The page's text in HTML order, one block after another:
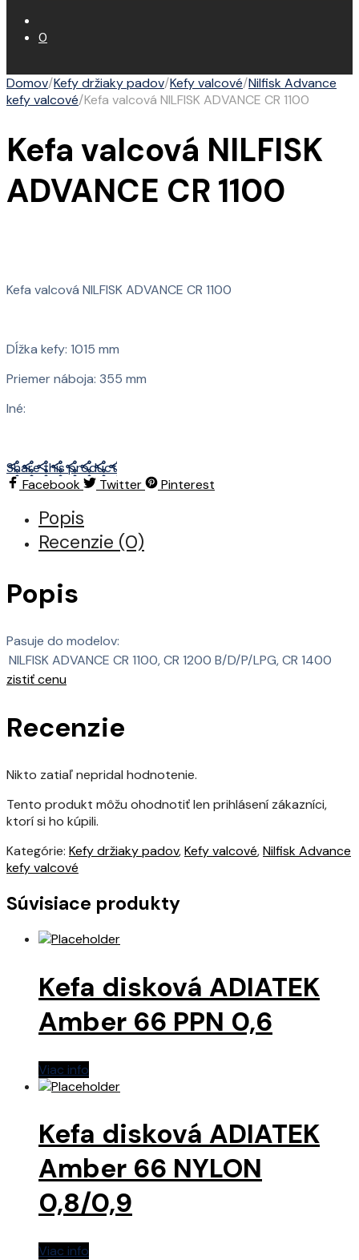
0
Domov/Kefy držiaky padov/Kefy valcové/Nilfisk Advance
kefy valcové/Kefa valcová NILFISK ADVANCE CR 1100
Kefa valcová NILFISK
ADVANCE CR 1100
Kefa valcová NILFISK ADVANCE CR 1100
Dĺžka kefy: 1015 mm
Priemer náboja: 355 mm
Iné:
Share this product
Facebook
Twitter Pinterest
Popis
Recenzie (0)
Popis
Pasuje do modelov:
NILFISK ADVANCE CR 1100, CR 1200 B/D/P/LPG, CR 1400
zistiť cenu
Recenzie
Nikto zatiaľ nepridal hodnotenie.
Tento produkt môžu ohodnotiť len prihlásení zákazníci,
ktorí si ho kúpili.
Kategórie: Kefy držiaky padov,Kefy valcové,Nilfisk Advance
kefy valcové
Súvisiace produkty
Kefa disková ADIATEK
Amber 66 PPN 0,6
Viac info
Kefa disková ADIATEK
Amber 66 NYLON
0,8/0,9
Viac info